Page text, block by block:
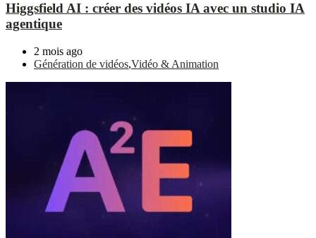
Higgsfield AI : créer des vidéos IA avec un studio IA
agentique
2 mois ago
Génération de vidéos,Vidéo & Animation